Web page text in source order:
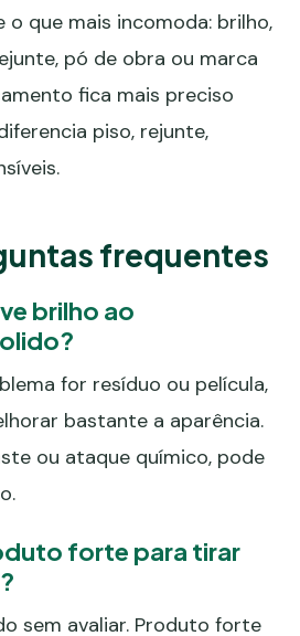
que mais incomoda: brilho,
pó de obra ou marca
fica mais preciso
piso, rejunte,
frequentes
brilho ao
for resíduo ou película,
bastante a aparência.
ou ataque químico, pode
forte para tirar
sem avaliar. Produto forte